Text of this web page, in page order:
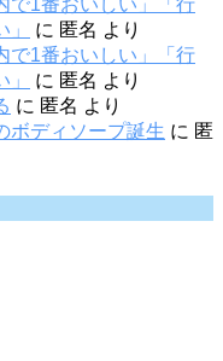
に 匿名 より
で1番おいしい」「行
に 匿名 より
に 匿名 より
ボディソープ誕生 に 匿